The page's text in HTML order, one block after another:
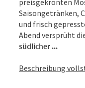
Saisongetränken,
und frisch
Abend versprüht
südlicher ...
Beschreibung